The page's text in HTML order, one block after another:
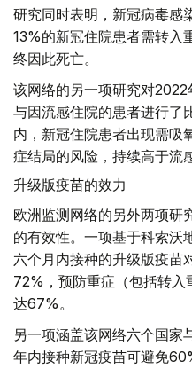
研究同时表明，新冠病毒感
13%的新冠住院患者需转入
终因此死亡。
该网络的另一项研究对
与因流感住院的患者进行了
内，新冠住院患者出现需吸
症结局的风险，持续高于流
升级版疫苗的效力
欧洲监测网络的另外两项研
的有效性。一项基于科索沃
六个月内接种的升级版疫苗
72%，预防重症（包括转入
达67%。
另一项涵盖该网络六个国家
年内接种新冠疫苗可避免